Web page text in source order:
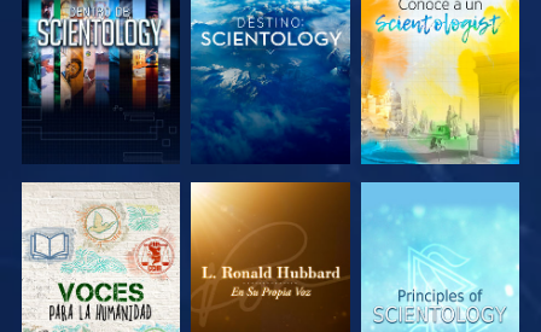
EXPLORA LAS
SERIES
EXPLORA LAS
SERIES
EXPLORA LAS
SERIES